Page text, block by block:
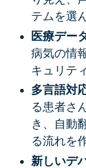
テムを選
医療デー
病気の情
キュリテ
多言語対
る患者さ
き、自動
る流れを
新しいデ